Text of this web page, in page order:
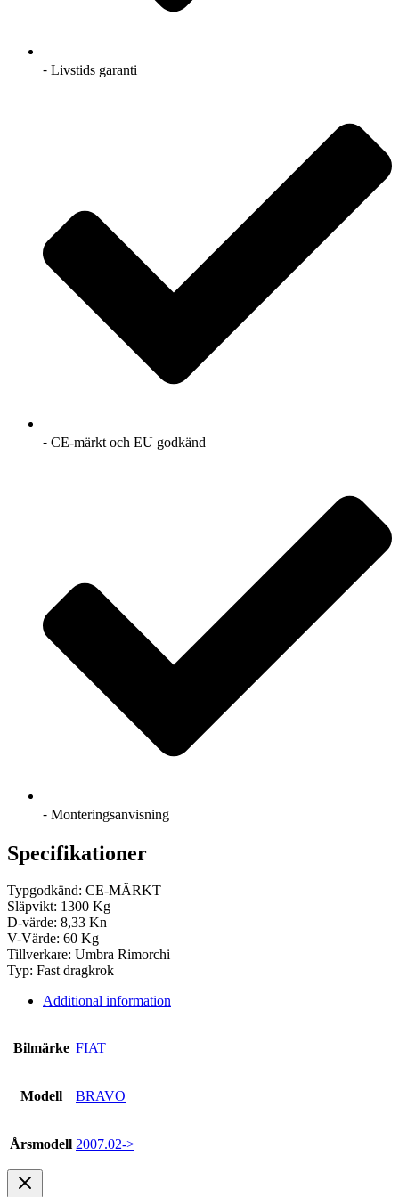
⁃ Livstids garanti
⁃ CE-märkt och EU godkänd
⁃ Monteringsanvisning
Specifikationer
Typgodkänd: CE-MÄRKT
Släpvikt: 1300 Kg
D-värde: 8,33 Kn
V-Värde: 60 Kg
Tillverkare: Umbra Rimorchi
Typ: Fast dragkrok
Additional information
Bilmärke FIAT
Modell BRAVO
Årsmodell 2007.02->